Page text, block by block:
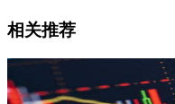
相关推荐